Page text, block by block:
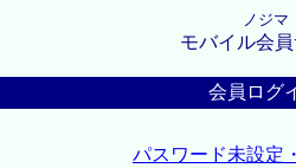
ノジマ
モバイル会員
会員ログ
パスワード未設定